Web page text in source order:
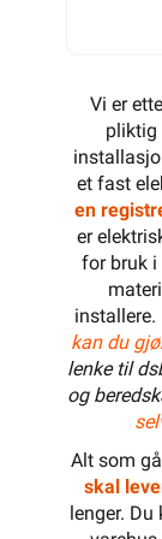
Vi er
pliktig
et fast
en
er
for bruk i
installere.
kan du
lenke til
og
Alt som
skal
lenger. Du